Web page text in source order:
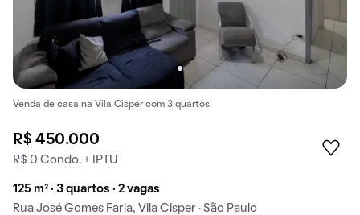
Venda de casa na Vila Cisper com 3 quartos.
R$ 450.000
R$ 0 Condo. + IPTU
125 m² · 3 quartos · 2 vagas
Rua José Gomes Faria, Vila Cisper · São Paulo